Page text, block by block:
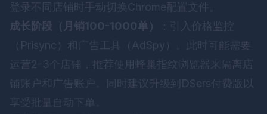
登录不同店铺时手动切换Chrome配置文件。
成长阶段（月销100-1000单）
：引入价格监控
（Prisync）和广告工具（AdSpy）。此时可能需要
运营2-3个店铺，推荐使用
蜂巢指纹浏览器来隔离店
铺账户和广告账户。同时建议升级到DSers付费版以
享受批量自动下单。